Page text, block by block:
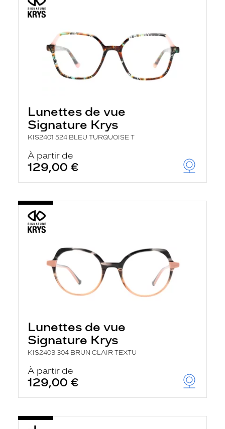
Lunettes de vue
Signature Krys
KIS2401 524 BLEU TURQUOISE T
À partir de
129,00 €
Lunettes de vue
Signature Krys
KIS2403 304 BRUN CLAIR TEXTU
À partir de
129,00 €